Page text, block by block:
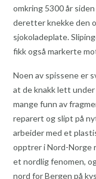
omkring 5300 år
deretter knekke den
sjokoladeplate.
fikk også markerte
Noen av spissene er
at de knakk lett
mange funn av
reparert og slipt på
arbeider med et
opptrer i Nord-Norge
et nordlig fenomen,
nord for Bergen på